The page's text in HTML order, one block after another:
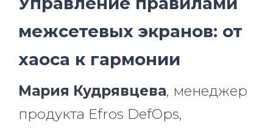
межсетевых экранов: от
хаоса к гармонии
Мария Кудрявцева, менеджер
продукта Efros DefOps,